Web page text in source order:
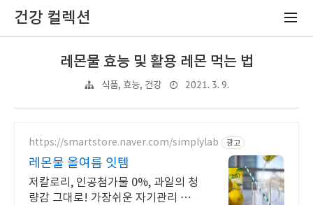
건강 컬렉션
레몬물 효능 및 활용 레몬 먹는 법
식품, 효능, 건강 2021. 3. 9.
https://smartstore.naver.com/simplylab 광고
레몬물 올여름 잇템
저칼로리, 인공첨가물 0%, 과일의 청
량감 그대로! 가장쉬운 자기관리 레